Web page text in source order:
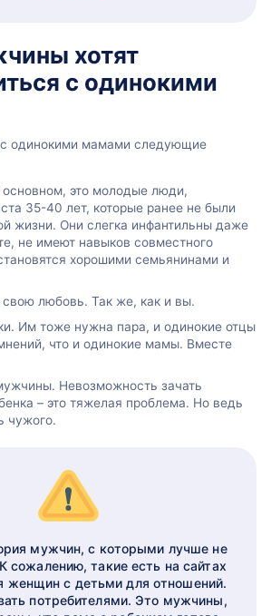
хотят
с одинокими
с одинокими мамами следующие
это молодые люди,
35-40 лет, которые ранее не были
жизни. Они слегка инфантильны даже
не имеют навыков совместного
хорошими семьянинами и
любовь. Так же, как и вы.
Им тоже нужна пара, и одинокие отцы
что и одинокие мамы. Вместе
Невозможность зачать
– это тяжелая проблема. Но ведь
чужого.
мужчин, с которыми лучше не
сожалению, такие есть на сайтах
женщин с детьми для отношений.
потребителями. Это мужчины,